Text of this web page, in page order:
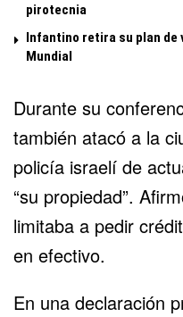
pirotecnia
Infantino retira su plan
Mundial
Durante su
también atacó a la
policía israelí de
“su propiedad”.
limitaba a pedir
en efectivo.
En una declaración